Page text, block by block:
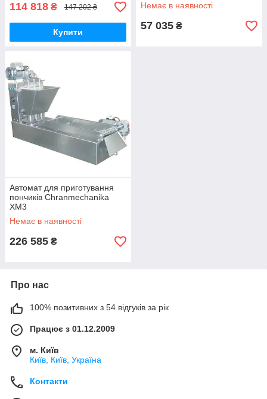
114 818 ₴ 147 202 ₴
Купити
Немає в наявності
57 035 ₴
Автомат для приготування
пончиків Chranmechanika
XM3
Немає в наявності
226 585 ₴
Про нас
100% позитивних з 54 відгуків за рік
Працює з 01.12.2009
м. Київ
Київ, Київ, Україна
Контакти